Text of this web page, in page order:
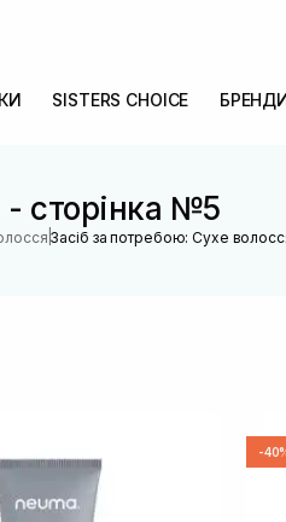
SISTERS CHOICE
- сторінка №5
|Засіб за потребою: Сухе
-